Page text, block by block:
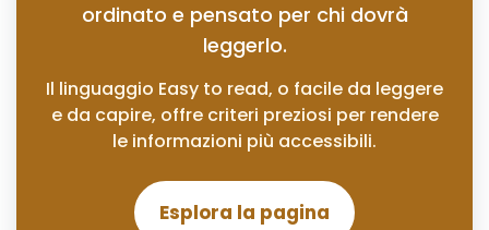
ordinato e pensato per chi dovrà
leggerlo.
Il linguaggio Easy to read, o facile da leggere
e da capire, offre criteri preziosi per rendere
le informazioni più accessibili.
Esplora la pagina